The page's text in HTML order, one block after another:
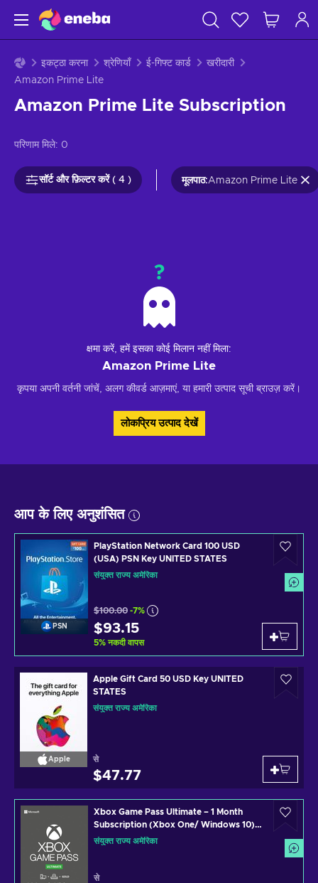
इकट्ठा करना श्रेणियाँ ई-गिफ्ट कार्ड
खरीदारी
Amazon Prime Lite
Amazon Prime Lite Subscription
परिणाम मिले: 0
सॉर्ट और फ़िल्टर करें ( 4 ) मूलपाठ:Amazon Prime Lite
?
क्षमा करें, हमें इसका कोई मिलान नहीं मिला:
Amazon Prime Lite
कृपया अपनी वर्तनी जांचें, अलग कीवर्ड आज़माएं, या हमारी उत्पाद सूची ब्राउज़ करें।
लोकप्रिय उत्पाद देखें
आप के लिए अनुशंसित
PSN
PlayStation Network Card 100 USD
(USA) PSN Key UNITED STATES
संयुक्त राज्य अमेरिका
$100.00 -7%
$93.15
5% नकदी वापस
Apple
Apple Gift Card 50 USD Key UNITED
STATES
संयुक्त राज्य अमेरिका
से
$47.77
Xbox Game Pass Ultimate – 1 Month
Subscription (Xbox One/ Windows 10)
non-stackable Xbox Live Key UNITED
संयुक्त राज्य अमेरिका
से